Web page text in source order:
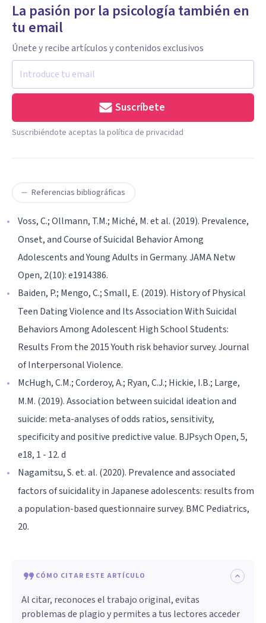
La pasión por la psicología también en
tu email
Únete y recibe artículos y contenidos exclusivos
Suscríbete
Suscribiéndote aceptas la política de privacidad
Referencias bibliográficas
Voss, C.; Ollmann, T.M.; Miché, M. et al. (2019). Prevalence,
Onset, and Course of Suicidal Behavior Among
Adolescents and Young Adults in Germany. JAMA Netw
Open, 2(10): e1914386.
Baiden, P.; Mengo, C.; Small, E. (2019). History of Physical
Teen Dating Violence and Its Association With Suicidal
Behaviors Among Adolescent High School Students:
Results From the 2015 Youth risk behavior survey. Journal
of Interpersonal Violence.
McHugh, C.M.; Corderoy, A.; Ryan, C.J.; Hickie, I.B.; Large,
M.M. (2019). Association between suicidal ideation and
suicide: meta-analyses of odds ratios, sensitivity,
specificity and positive predictive value. BJPsych Open, 5,
e18, 1 - 12. d
Nagamitsu, S. et. al. (2020). Prevalence and associated
factors of suicidality in Japanese adolescents: results from
a population-based questionnaire survey. BMC Pediatrics,
20.
CÓMO CITAR ESTE ARTÍCULO
Al citar, reconoces el trabajo original, evitas
problemas de plagio y permites a tus lectores acceder